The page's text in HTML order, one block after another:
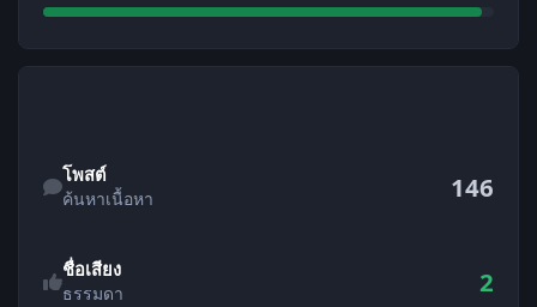
โพสต์
ค้นหาเนื้อหา 146
ชื่อเสียง
ธรรมดา 2